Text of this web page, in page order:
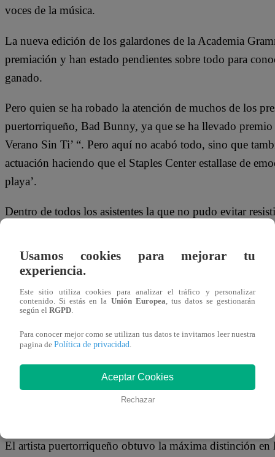
voces de la música.
La nueva edición de los galardones de la Academia
premiación y han estado pendientes sobre todo para
ganado.
Pero quien se ha robado la atención de muchos de los
puertorriqueño, Bad Bunny, ya que se ha llevado
Verano Sin Ti’ “. Pero aquí no acabó todo, sino que
actuación haciendo que el Staples Center estallase de
playa’.
Dentro de todos los asistentes la que no pudo evitar
música de Bad Bunny.
La cantante asistió a la gala con un elegante vestido de
miradas.
Bad bunny: ¿Cuantos grammys ganó?
El ‘Conejo Malo’ llevó el orgullo latinoa uno de los
El artista puertorriqueño obtuvo la máxima distinción en
Usamos cookies para mejorar tu
experiencia.
Este sitio utiliza cookies para analizar el tráfico y personalizar
contenido. Si estás en la Unión Europea, tus datos se gestionarán
según el RGPD.
Para conocer mejor como se utilizan tus datos te invitamos leer nuestra
pagina de Política de privacidad.
Aceptar Cookies
Rechazar